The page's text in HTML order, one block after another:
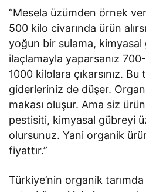
“Mesela üzümden örnek
500 kilo civarında ürün
yoğun bir sulama, kimyasal
ilaçlamayla yaparsanız
1000 kilolara çıkarsınız. Bu
giderleriniz de düşer.
makası oluşur. Ama siz
pestisiti, kimyasal gübreyi
olursunuz. Yani organik
fiyattır.”
Türkiye’nin organik tarımda